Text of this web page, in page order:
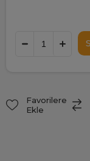
Favorilere
Ekle